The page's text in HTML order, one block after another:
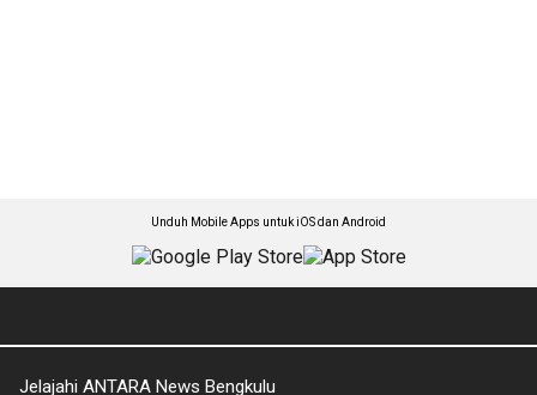
Unduh Mobile Apps untuk iOS dan Android
Jelajahi ANTARA News Bengkulu